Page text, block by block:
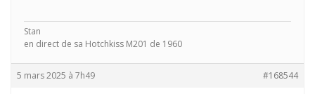
Stan
en direct de sa Hotchkiss M201 de 1960
5 mars 2025 à 7h49 #168544